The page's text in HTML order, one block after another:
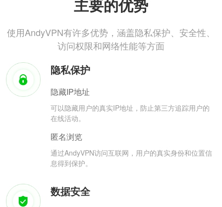
主要的优势
使用AndyVPN有许多优势，涵盖隐私保护、安全性、
访问权限和网络性能等方面
隐私保护
隐藏IP地址
可以隐藏用户的真实IP地址，防止第三方追踪用户的
在线活动。
匿名浏览
通过AndyVPN访问互联网，用户的真实身份和位置信
息得到保护。
数据安全